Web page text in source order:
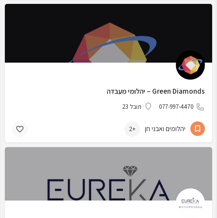
Green Diamonds – יהלומי מעבדה
077-997-4470 תובל 23
יהלומים ואבני חן +2